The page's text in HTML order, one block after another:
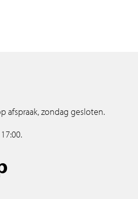
afspraak, zondag gesloten.